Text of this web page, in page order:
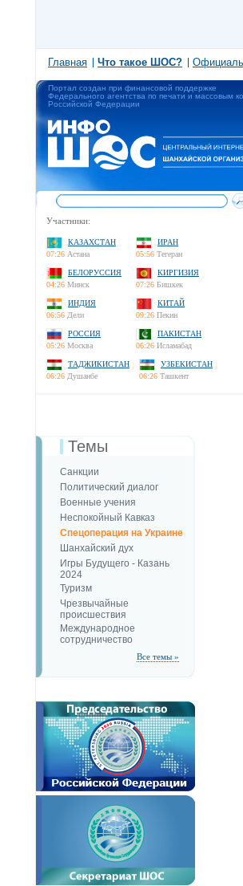
Главная Что такое ШОС?
Портал создан при финансовой поддержке
Федерального агентства по печати и массовым
Российской Федерации
Участники:
КАЗАХСТАН
07:26 Астана
ИРАН
05:56 Тегеран
БЕЛОРУССИЯ
04:26 Минск
КИРГИЗИЯ
07:26 Бишкек
ИНДИЯ
06:56 Дели
КИТАЙ
09:26 Пекин
РОССИЯ
05:26 Москва
ПАКИСТАН
06:26 Исламабад
ТАДЖИКИСТАН
06:26 Душанбе
УЗБЕКИСТАН
06:26 Ташкент
Темы
Санкции
Политический диалог
Военные учения
Неспокойный Кавказ
Спецоперация на Украине
Шанхайский дух
Игры Будущего - Казань
2024
Туризм
Чрезвычайные
происшествия
Международное
сотрудничество
Все темы »